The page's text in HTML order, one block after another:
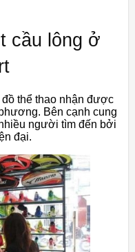
cầu lông ở
đồ thể thao nhận được
Bên cạnh cung
người tìm đến bởi
đại.